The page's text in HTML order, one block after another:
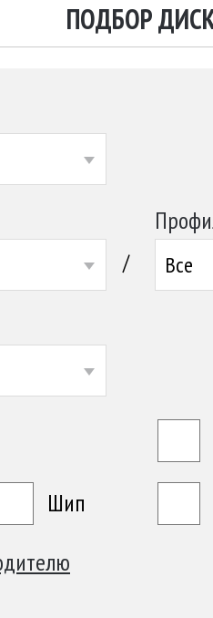
ПОДБОР
/ Все
Шип